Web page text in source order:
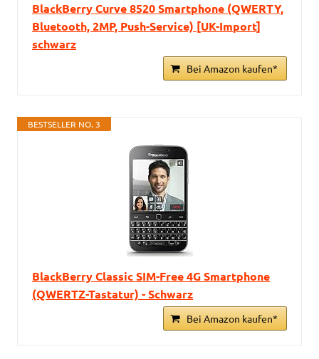
BlackBerry Curve 8520 Smartphone (QWERTY,
Bluetooth, 2MP, Push-Service) [UK-Import]
schwarz
Bei Amazon kaufen*
BESTSELLER NO. 3
BlackBerry Classic SIM-Free 4G Smartphone
(QWERTZ-Tastatur) - Schwarz
Bei Amazon kaufen*